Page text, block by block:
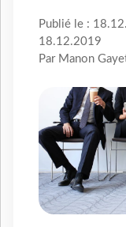
Publié le :
18.12.2019
Par Manon